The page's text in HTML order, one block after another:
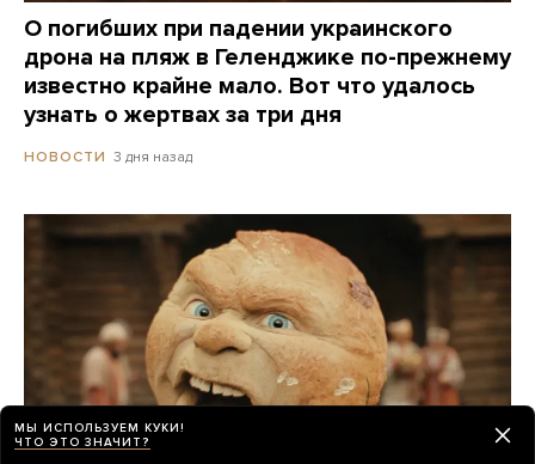
О погибших при падении украинского
дрона на пляж в Геленджике по-прежнему
известно крайне мало. Вот что удалось
узнать о жертвах за три дня
НОВОСТИ 3 дня назад
МЫ ИСПОЛЬЗУЕМ КУКИ!
ЧТО ЭТО ЗНАЧИТ?